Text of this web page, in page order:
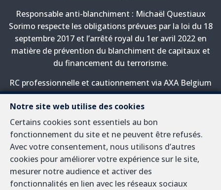
Notre site web utilise des cookies
Certains cookies sont essentiels au bon
fonctionnement du site et ne peuvent être refusés.
Avec votre consentement, nous utilisons d’autres
cookies pour améliorer votre expérience sur le site,
mesurer notre audience et activer des
fonctionnalités en lien avec les réseaux sociaux
Responsable anti-blanchiment : Michaël Questiaux
Sorimo respecte les obligations prévues par la loi du 18
septembre 2017 et l’arrêté royal du 1er avril 2022 en
matière de prévention du blanchiment de capitaux et
du financement du terrorisme.
RC professionnelle et cautionnement via AXA Belgium
SA, Place du Trône 1, 1000 Bruxelles – police n°
730.390.160. Couverture valable pour les activités
réalisées en Belgique
A propos
Nous travaillons sur le marché immobilier en Belgique